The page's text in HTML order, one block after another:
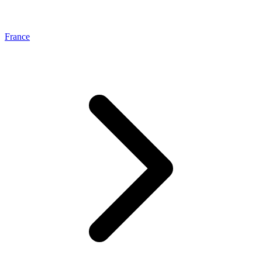
France